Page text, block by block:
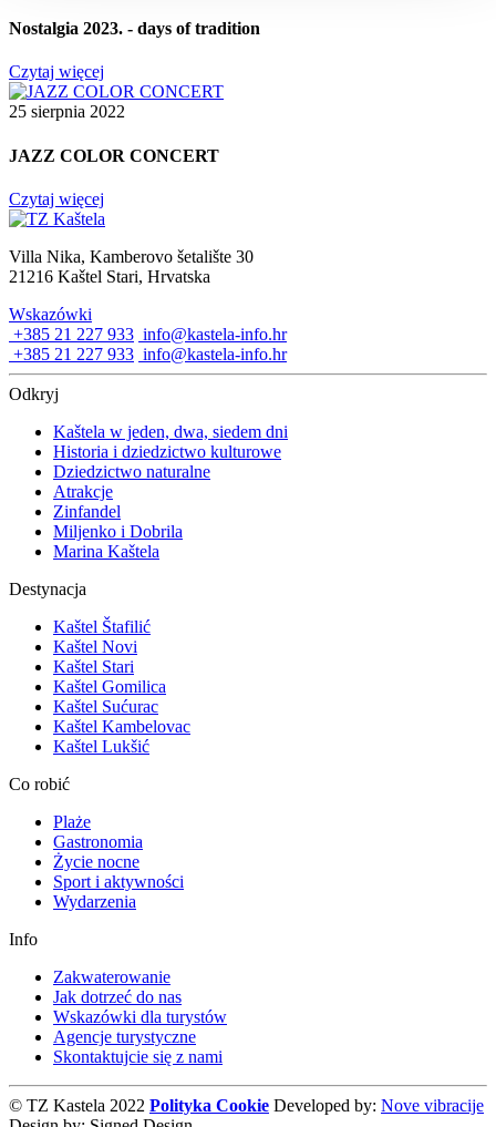
Nostalgia 2023. - days of tradition
Czytaj więcej
25 sierpnia 2022
JAZZ COLOR CONCERT
Czytaj więcej
Villa Nika, Kamberovo šetalište 30
21216 Kaštel Stari, Hrvatska
Wskazówki
+385 21 227 933 info@kastela-info.hr
+385 21 227 933 info@kastela-info.hr
Odkryj
Kaštela w jeden, dwa, siedem dni
Historia i dziedzictwo kulturowe
Dziedzictwo naturalne
Atrakcje
Zinfandel
Miljenko i Dobrila
Marina Kaštela
Destynacja
Kaštel Štafilić
Kaštel Novi
Kaštel Stari
Kaštel Gomilica
Kaštel Sućurac
Kaštel Kambelovac
Kaštel Lukšić
Co robić
Plaże
Gastronomia
Życie nocne
Sport i aktywności
Wydarzenia
Info
Zakwaterowanie
Jak dotrzeć do nas
Wskazówki dla turystów
Agencje turystyczne
Skontaktujcie się z nami
© TZ Kastela 2022 Polityka Cookie Developed by: Nove vibracije